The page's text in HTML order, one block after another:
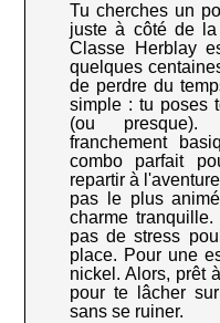
Tu cherches un
juste à côté de
Classe Herblay
quelques
de perdre du
simple : tu poses
(ou presque).
franchement
combo parfait
repartir à
pas le plus
charme
pas de stress
place. Pour une
nickel. Alors, prêt
pour te lâcher
sans se ruiner.